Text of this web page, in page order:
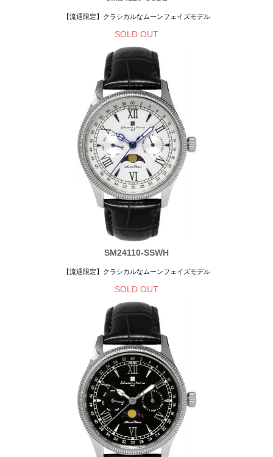
【流通限定】クラシカルなムーンフェイズモデル
SOLD OUT
SM24110-SSWH
【流通限定】クラシカルなムーンフェイズモデル
SOLD OUT